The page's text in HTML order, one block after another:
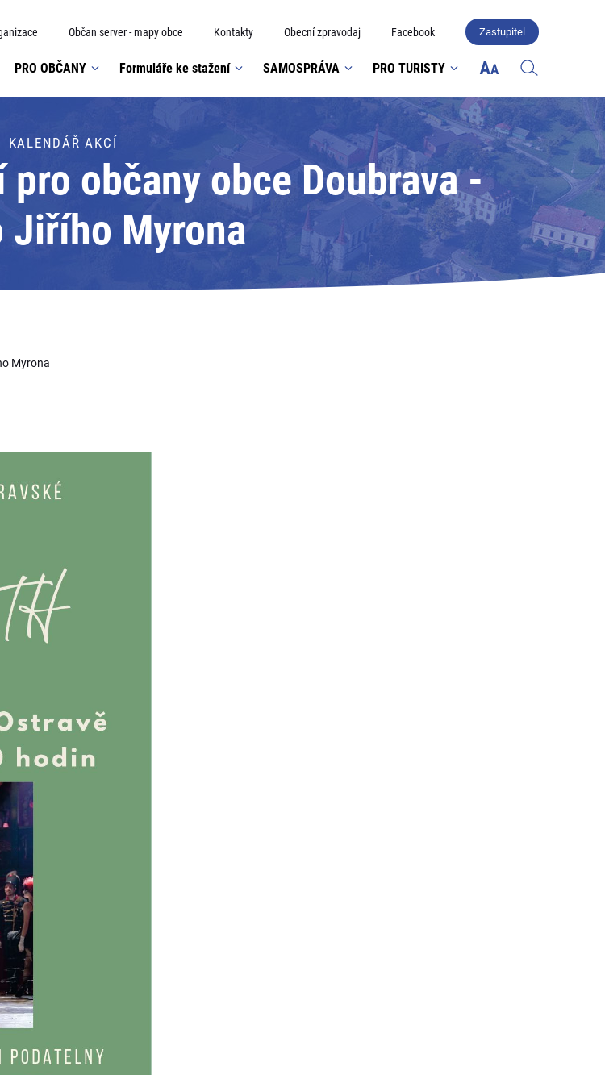
Občan server - mapy obce Kontakty Obecní zpravodaj Facebook Zastupitel
PRO OBČANY Formuláře ke stažení SAMOSPRÁVA PRO TURISTY
KALENDÁŘ AKCÍ
občany obce Doubrava -
Jiřího Myrona
Myrona